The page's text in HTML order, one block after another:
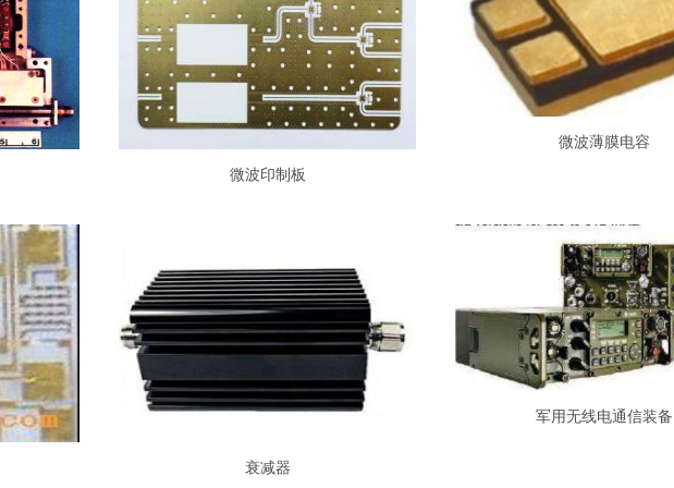
微波印制板
微波薄膜电容
衰减器
军用无线电通信装备